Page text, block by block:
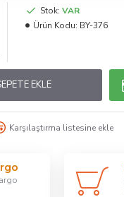
Stok: VAR
Ürün Kodu: BY-376
EKLE
Karşılaştırma listesine ekle